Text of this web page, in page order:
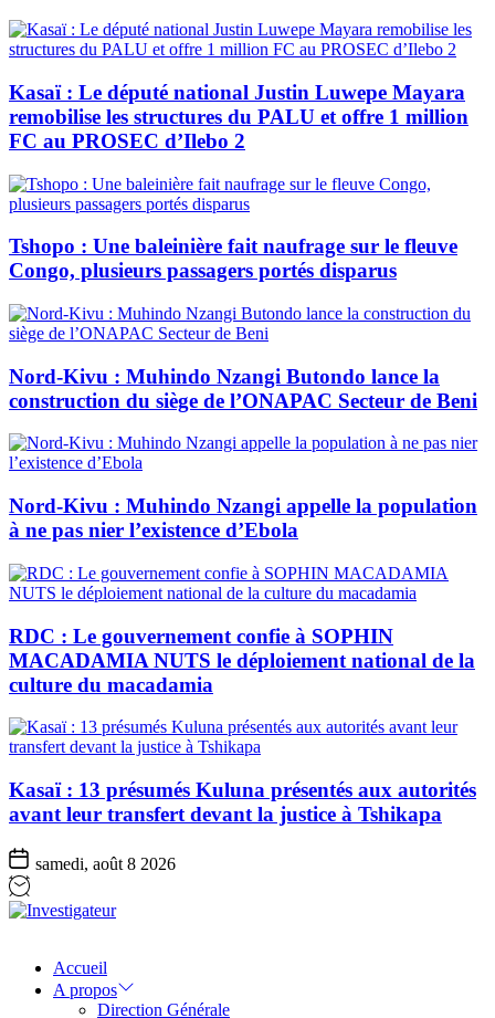
Kasaï : Le député national Justin Luwepe Mayara
remobilise les structures du PALU et offre 1 million
FC au PROSEC d’Ilebo 2
Tshopo : Une baleinière fait naufrage sur le fleuve
Congo, plusieurs passagers portés disparus
Nord-Kivu : Muhindo Nzangi Butondo lance la
construction du siège de l’ONAPAC Secteur de Beni
Nord-Kivu : Muhindo Nzangi appelle la population
à ne pas nier l’existence d’Ebola
RDC : Le gouvernement confie à SOPHIN
MACADAMIA NUTS le déploiement national de la
culture du macadamia
Kasaï : 13 présumés Kuluna présentés aux autorités
avant leur transfert devant la justice à Tshikapa
samedi, août 8 2026
Accueil
A propos
Direction Générale